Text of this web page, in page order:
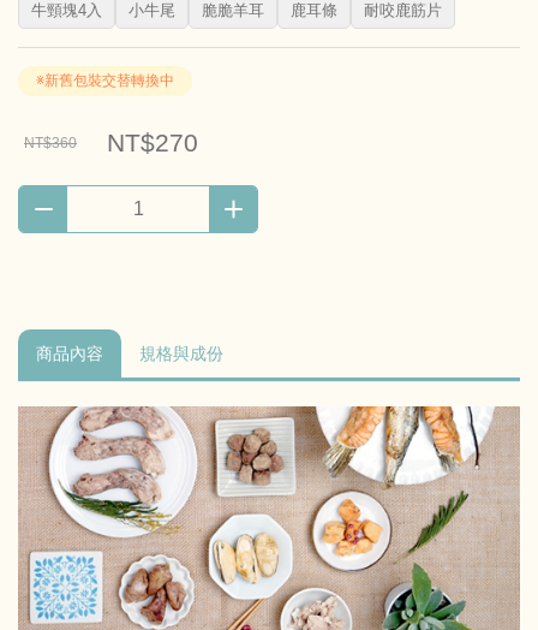
牛頸塊4入 小牛尾 脆脆羊耳 鹿耳條 耐咬鹿筋片
※新舊包裝交替轉換中
NT$360 NT$270
商品內容 規格與成份